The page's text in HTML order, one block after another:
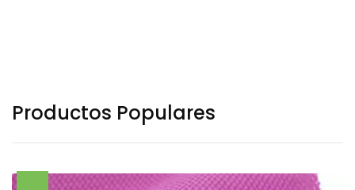
Productos Populares